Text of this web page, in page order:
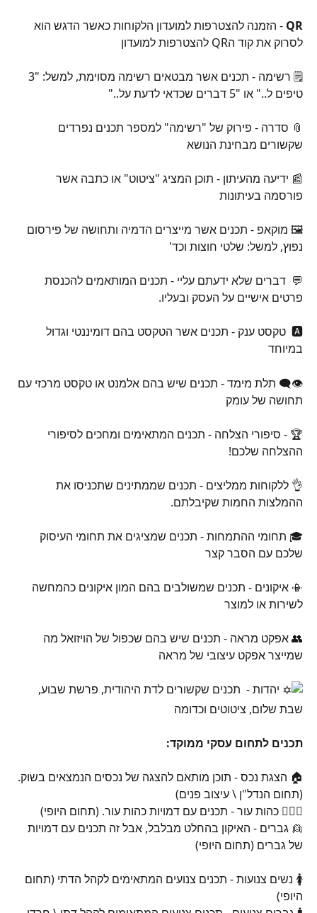
QR - הזמנה להצטרפות למועדון הלקוחות כאשר הדגש הוא
לסרוק את קוד הQR להצטרפות למועדון
טיפים ל.." או "5 דברים שכדאי לדעת על.."
📎 סדרה - פירוק של "רשימה" למספר תכנים נפרדים
שקשורים מבחינת הנושא
📰 ידיעה מהעיתון - תוכן המציג "ציטוט" או כתבה אשר
פורסמה בעיתונות
🖼️ מוקאפ - תכנים אשר מייצרים הדמיה ותחושה של פירסום
נפוץ, למשל: שלטי חוצות וכד'
💬  דברים שלא ידעתם עליי - תכנים המותאמים להכנסת
פרטים אישיים על העסק ובעליו.
🅰️  טקסט ענק - תכנים אשר הטקסט בהם דומיננטי וגדול
במיוחד
👁️‍🗨️ תלת מימד - תכנים שיש בהם אלמנט או טקסט מרכזי עם
תחושה של עומק
🏆 - סיפורי הצלחה - תכנים המתאימים ומחכים לסיפורי
ההצלחה שלכם!
👌 ללקוחות ממליצים - תכנים שממתינים שתכניסו את
ההמלצות החמות שקיבלתם.
🎓 תחומי ההתמחות - תכנים שמציגים את תחומי העיסוק
שלכם עם הסבר קצר
📳 איקונים - תכנים שמשולבים בהם המון איקונים כהמחשה
לשירות או למוצר
👥 אפקט מראה - תכנים שיש בהם שכפול של הויזואל מה
שמייצר אפקט עיצובי של מראה
יהדות -  תכנים שקשורים לדת היהודית, פרשת שבוע,
שבת שלום, ציטוטים וכדומה
תכנים לתחום עסקי ממוקד:
🏠 הצגת נכס - תוכן מותאם להצגה של נכסים הנמצאים בשוק.
(תחום הנדל"ן \ עיצוב פנים)
🙍🏾‍♀️ כהות עור - תכנים עם דמויות כהות עור. (תחום היופי)
👱 גברים - האיקון בהחלט מבלבל, אבל זה תכנים עם דמויות
של גברים (תחום היופי)
🚺 נשים צנועות - תכנים צנועים המתאימים לקהל הדתי (תחום
היופי)